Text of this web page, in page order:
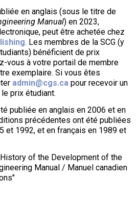
en anglais (sous le titre de
Manual) en 2023,
peut être achetée chez
. Les membres de la SCG (y
bénéficient de prix
vous à votre portail de membre
exemplaire. Si vous êtes
admin@cgs.ca pour recevoir un
prix étudiant.
publiée en anglais en 2006 et en
précédentes ont été publiées
et 1992, et en français en 1989 et
of the Development of the
Manual / Manuel canadien